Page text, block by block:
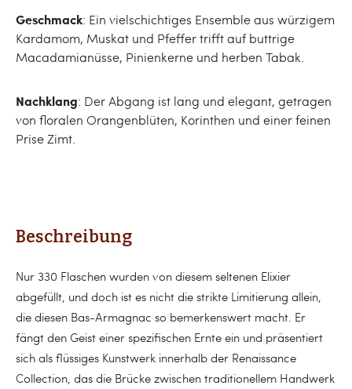
Geschmack: Ein vielschichtiges Ensemble aus würzigem
Kardamom, Muskat und Pfeffer trifft auf buttrige
Macadamianüsse, Pinienkerne und herben Tabak.
Nachklang: Der Abgang ist lang und elegant, getragen
von floralen Orangenblüten, Korinthen und einer feinen
Prise Zimt.
Beschreibung
Nur 330 Flaschen wurden von diesem seltenen Elixier
abgefüllt, und doch ist es nicht die strikte Limitierung allein,
die diesen Bas-Armagnac so bemerkenswert macht. Er
fängt den Geist einer spezifischen Ernte ein und präsentiert
sich als flüssiges Kunstwerk innerhalb der Renaissance
Collection, das die Brücke zwischen traditionellem Handwerk